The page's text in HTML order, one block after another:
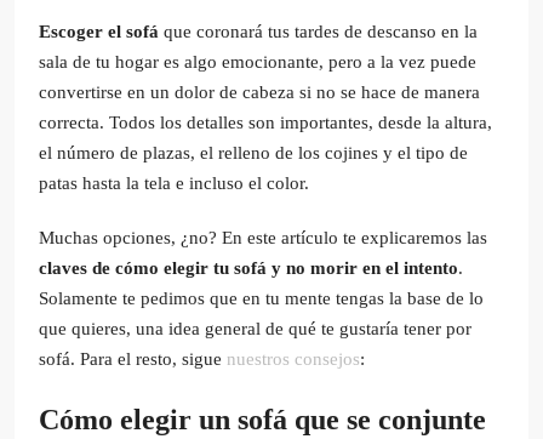
Escoger el sofá que coronará tus tardes de descanso en la
sala de tu hogar es algo emocionante, pero a la vez puede
convertirse en un dolor de cabeza si no se hace de manera
correcta. Todos los detalles son importantes, desde la altura,
el número de plazas, el relleno de los cojines y el tipo de
patas hasta la tela e incluso el color.
Muchas opciones, ¿no? En este artículo te explicaremos las
claves de cómo elegir tu sofá y no morir en el intento.
Solamente te pedimos que en tu mente tengas la base de lo
que quieres, una idea general de qué te gustaría tener por
sofá. Para el resto, sigue nuestros consejos:
Cómo elegir un sofá que se conjunte